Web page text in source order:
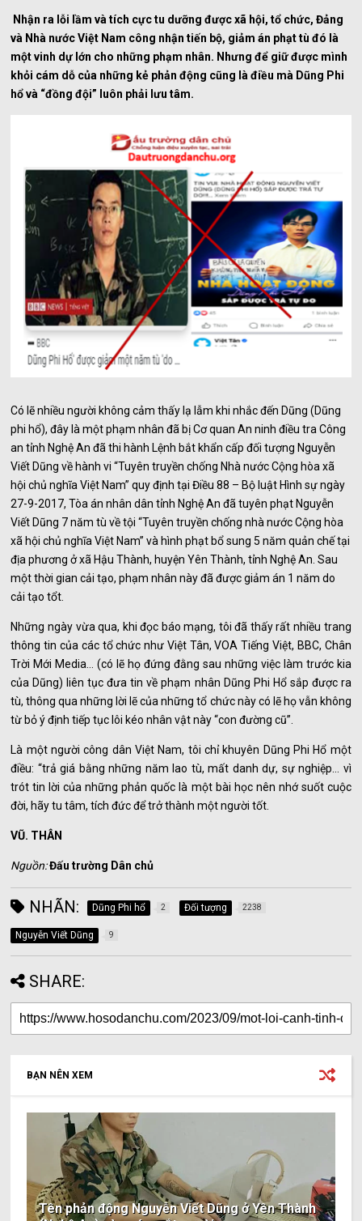
Nhận ra lỗi lầm và tích cực tu dưỡng được xã hội, tổ chức, Đảng
và Nhà nước Việt Nam công nhận tiến bộ, giảm án phạt tù đó là
một vinh dự lớn cho những phạm nhân. Nhưng để giữ được mình
khỏi cám dỗ của những kẻ phản động cũng là điều mà Dũng Phi
hổ và “đồng đội” luôn phải lưu tâm.
Có lẽ nhiều người không cảm thấy lạ lẫm khi nhắc đến Dũng (Dũng
phi hổ), đây là một phạm nhân đã bị Cơ quan An ninh điều tra Công
an tỉnh Nghệ An đã thi hành Lệnh bắt khẩn cấp đối tượng Nguyễn
Viết Dũng về hành vi “Tuyên truyền chống Nhà nước Cộng hòa xã
hội chủ nghĩa Việt Nam” quy định tại Điều 88 – Bộ luật Hình sự ngày
27-9-2017, Tòa án nhân dân tỉnh Nghệ An đã tuyên phạt Nguyễn
Viết Dũng 7 năm tù về tội “Tuyên truyền chống nhà nước Cộng hòa
xã hội chủ nghĩa Việt Nam” và hình phạt bổ sung 5 năm quản chế tại
địa phương ở xã Hậu Thành, huyện Yên Thành, tỉnh Nghệ An. Sau
một thời gian cải tạo, phạm nhân này đã được giảm án 1 năm do
cải tạo tổt.
Những ngày vừa qua, khi đọc báo mạng, tôi đã thấy rất nhiều trang
thông tin của các tổ chức như Việt Tân, VOA Tiếng Việt, BBC, Chân
Trời Mới Media… (có lẽ họ đứng đằng sau những việc làm trước kia
của Dũng) liên tục đưa tin về phạm nhân Dũng Phi Hổ sắp được ra
tù, thông qua những lời lẽ của những tổ chức này có lẽ họ vẫn không
từ bỏ ý định tiếp tục lôi kéo nhân vật này “con đường cũ”.
Là một người công dân Việt Nam, tôi chỉ khuyên Dũng Phi Hổ một
điều: “trả giá bằng những năm lao tù, mất danh dự, sự nghiệp… vì
trót tin lời của những phản quốc là một bài học nên nhớ suốt cuộc
đời, hãy tu tâm, tích đức để trở thành một người tốt.
VŨ. THÂN
Nguồn:Đấu trường Dân chủ
NHÃN: Dũng Phi hổ 2 Đối tượng 2238
Nguyễn Viết Dũng 9
SHARE:
BẠN NÊN XEM
Tên phản động Nguyễn Viết Dũng ở Yên Thành